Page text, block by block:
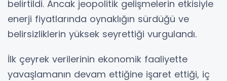
belirtildi. Ancak jeopolitik gelişmelerin etkisiyle
enerji fiyatlarında oynaklığın sürdüğü ve
belirsizliklerin yüksek seyrettiği vurgulandı.
İlk çeyrek verilerinin ekonomik faaliyette
yavaşlamanın devam ettiğine işaret ettiği, iç